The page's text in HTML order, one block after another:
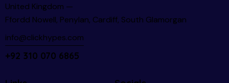
United Kingdom —
Ffordd Nowell, Penylan, Cardiff, South Glamorgan
info@clickhypes.com
+92 310 070 6865